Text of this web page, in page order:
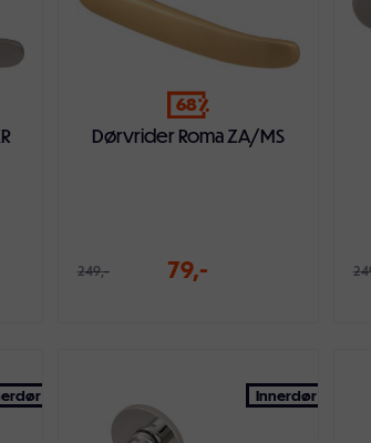
68
Dørvrider Roma ZA/MS
249,- 79,-
Legg i handlekurvenInnerdør